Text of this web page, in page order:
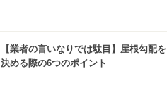
【業者の言いなりでは駄目】屋根勾配を
決める際の6つのポイント